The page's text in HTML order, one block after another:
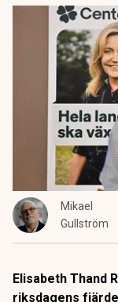
Mikael
Gullström
Elisabeth Thand
riksdagens